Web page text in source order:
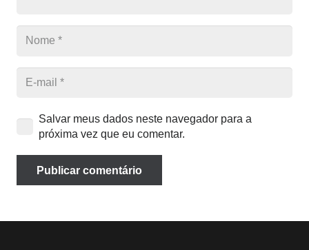
Salvar meus dados neste navegador para a
próxima vez que eu comentar.
Publicar comentário